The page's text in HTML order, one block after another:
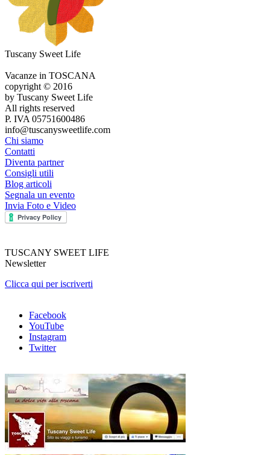
Tuscany Sweet Life
Vacanze in TOSCANA
copyright © 2016
by Tuscany Sweet Life
All rights reserved
P. IVA 05751600486
info@tuscanysweetlife.com
Chi siamo
Contatti
Diventa partner
Consigli utili
Blog articoli
Segnala un evento
Invia Foto e Video
TUSCANY SWEET LIFE
Newsletter
Clicca qui per iscriverti
Facebook
YouTube
Instagram
Twitter